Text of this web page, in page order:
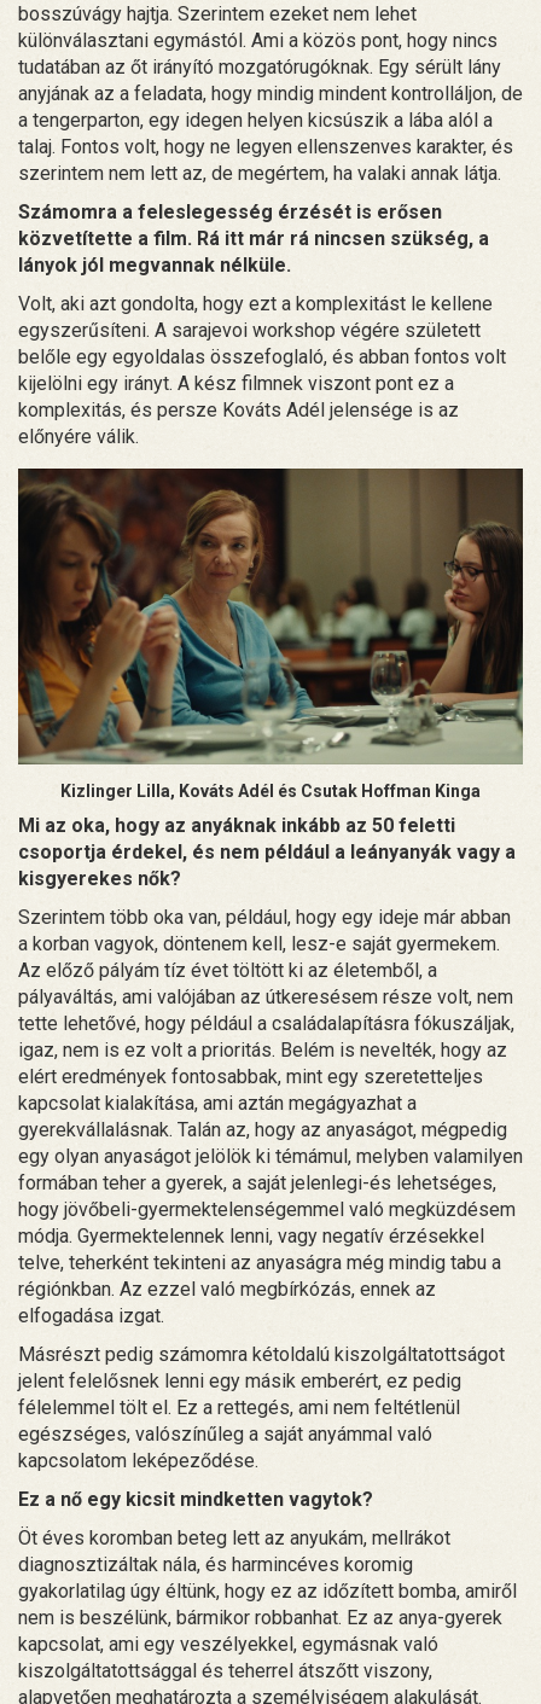
bosszúvágy hajtja. Szerintem ezeket nem lehet
különválasztani egymástól. Ami a közös pont, hogy nincs
tudatában az őt irányító mozgatórugóknak. Egy sérült lány
anyjának az a feladata, hogy mindig mindent kontrolláljon, de
a tengerparton, egy idegen helyen kicsúszik a lába alól a
talaj. Fontos volt, hogy ne legyen ellenszenves karakter, és
szerintem nem lett az, de megértem, ha valaki annak látja.
Számomra a feleslegesség érzését is erősen
közvetítette a film. Rá itt már rá nincsen szükség, a
lányok jól megvannak nélküle.
Volt, aki azt gondolta, hogy ezt a komplexitást le kellene
egyszerűsíteni. A sarajevoi workshop végére született
belőle egy egyoldalas összefoglaló, és abban fontos volt
kijelölni egy irányt. A kész filmnek viszont pont ez a
komplexitás, és persze Kováts Adél jelensége is az
előnyére válik.
Kizlinger Lilla, Kováts Adél és Csutak Hoffman Kinga
Mi az oka, hogy az anyáknak inkább az 50 feletti
csoportja érdekel, és nem például a leányanyák vagy a
kisgyerekes nők?
Szerintem több oka van, például, hogy egy ideje már abban
a korban vagyok, döntenem kell, lesz-e saját gyermekem.
Az előző pályám tíz évet töltött ki az életemből, a
pályaváltás, ami valójában az útkeresésem része volt, nem
tette lehetővé, hogy például a családalapításra fókuszáljak,
igaz, nem is ez volt a prioritás. Belém is nevelték, hogy az
elért eredmények fontosabbak, mint egy szeretetteljes
kapcsolat kialakítása, ami aztán megágyazhat a
gyerekvállalásnak. Talán az, hogy az anyaságot, mégpedig
egy olyan anyaságot jelölök ki témámul, melyben valamilyen
formában teher a gyerek, a saját jelenlegi-és lehetséges,
hogy jövőbeli-gyermektelenségemmel való megküzdésem
módja. Gyermektelennek lenni, vagy negatív érzésekkel
telve, teherként tekinteni az anyaságra még mindig tabu a
régiónkban. Az ezzel való megbírkózás, ennek az
elfogadása izgat.
Másrészt pedig számomra kétoldalú kiszolgáltatottságot
jelent felelősnek lenni egy másik emberért, ez pedig
félelemmel tölt el. Ez a rettegés, ami nem feltétlenül
egészséges, valószínűleg a saját anyámmal való
kapcsolatom leképeződése.
Ez a nő egy kicsit mindketten vagytok?
Öt éves koromban beteg lett az anyukám, mellrákot
diagnosztizáltak nála, és harmincéves koromig
gyakorlatilag úgy éltünk, hogy ez az időzített bomba, amiről
nem is beszélünk, bármikor robbanhat. Ez az anya-gyerek
kapcsolat, ami egy veszélyekkel, egymásnak való
kiszolgáltatottsággal és teherrel átszőtt viszony,
alapvetően meghatározta a személyiségem alakulását.